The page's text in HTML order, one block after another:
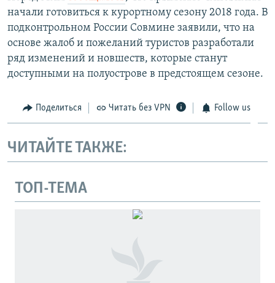
начали готовиться к курортному сезону 2018 года. В
подконтрольном России Совмине заявили, что на
основе жалоб и пожеланий туристов разработали
ряд изменений и новшеств, которые станут
доступными на полуострове в предстоящем сезоне.
Поделиться Читать без VPN Follow us
ЧИТАЙТЕ ТАКЖЕ:
ТОП-ТЕМА